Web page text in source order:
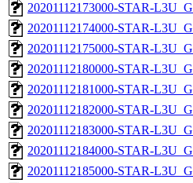
20201112173000-STAR-
20201112174000-STAR-
20201112175000-STAR-
20201112180000-STAR-
20201112181000-STAR-
20201112182000-STAR-
20201112183000-STAR-
20201112184000-STAR-
20201112185000-STAR-